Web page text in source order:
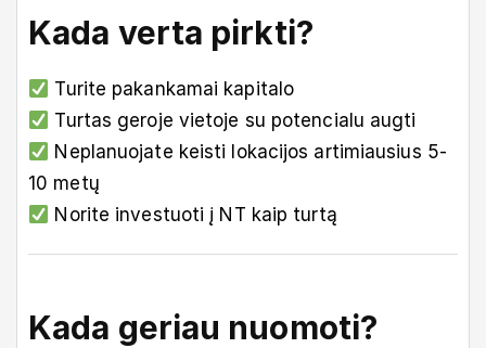
Kada verta pirkti?
Turite pakankamai kapitalo
Turtas geroje vietoje su potencialu augti
Neplanuojate keisti lokacijos artimiausius 5-
10 metų
Norite investuoti į NT kaip turtą
Kada geriau nuomoti?